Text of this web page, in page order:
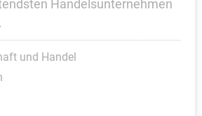
Handelsunternehmen
und Handel